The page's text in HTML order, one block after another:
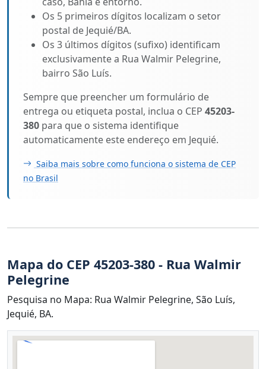
Os 5 primeiros dígitos localizam o setor
postal de Jequié/BA.
Os 3 últimos dígitos (sufixo) identificam
exclusivamente a Rua Walmir Pelegrine,
bairro São Luís.
Sempre que preencher um formulário de
entrega ou etiqueta postal, inclua o CEP 45203-
380 para que o sistema identifique
automaticamente este endereço em Jequié.
Saiba mais sobre como funciona o sistema de CEP
no Brasil
Mapa do CEP 45203-380 - Rua Walmir
Pelegrine
Pesquisa no Mapa: Rua Walmir Pelegrine, São Luís,
Jequié, BA.